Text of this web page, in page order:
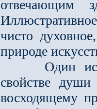
отвечающим
чисто
природе
Один
свойстве
восходящему